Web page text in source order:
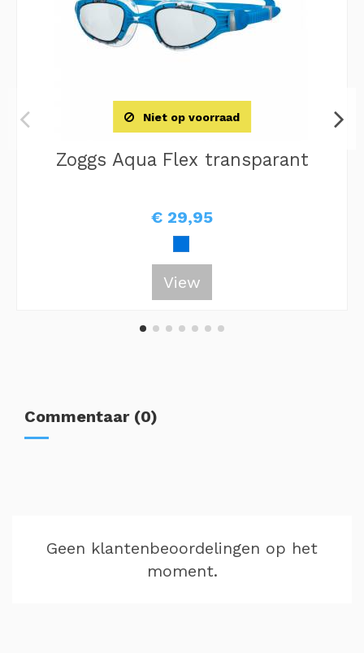
Niet op voorraad
Zoggs Aqua Flex transparant
€ 29,95
View
Commentaar (0)
Geen klantenbeoordelingen op het
moment.